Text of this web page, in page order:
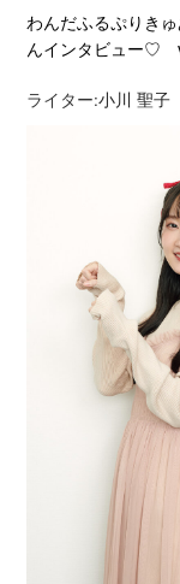
わんだふるぷりき
んインタビュー♡
ライター:小川 聖子